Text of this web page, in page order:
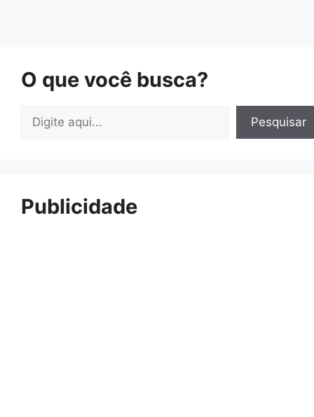
O que você busca?
Pesquisar
Publicidade